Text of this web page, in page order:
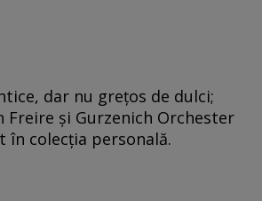
dar nu grețos de dulci;
Freire și Gurzenich Orchester
în colecția personală.